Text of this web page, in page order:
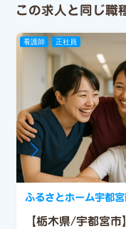
この求人と同じ職
看護師 正社員
【栃木県/宇都宮
ふるさとホーム宇都